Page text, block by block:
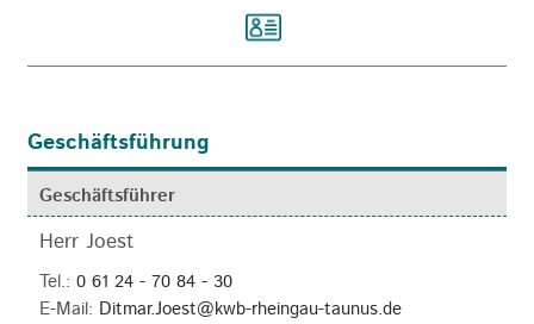
Geschäftsführung
Geschäftsführer
Herr Joest
Tel.: 0 61 24 - 70 84 - 30
E-Mail: Ditmar.Joest@kwb-rheingau-taunus.de